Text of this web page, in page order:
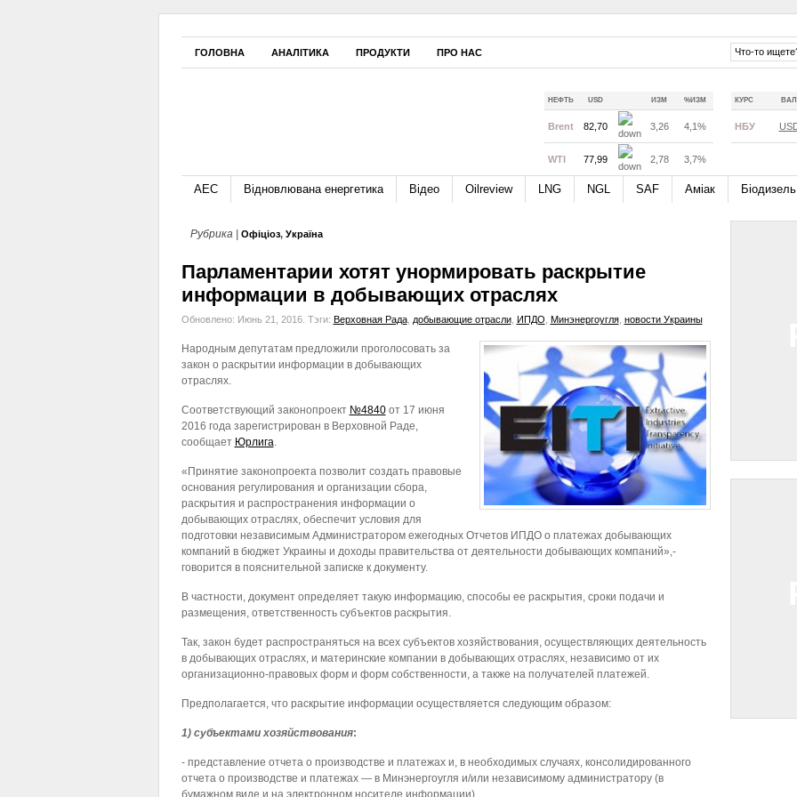
ГОЛОВНА АНАЛІТИКА ПРОДУКТИ ПРО НАС
КУРС ВАЛ
НБУ
НЕФТЬ USD ИЗМ %ИЗМ
Brent 82,70 3,26 4,1%
WTI 77,99 2,78 3,7%
АЕС Відновлювана енергетика Відео Oilreview LNG NGL SAF Аміак Біодизель
Рубрика | Офіціоз, Україна
Парламентарии хотят унормировать раскрытие
информации в добывающих отраслях
Обновлено: Июнь 21, 2016. Тэги: Верховная Рада, добывающие отрасли, ИПДО Минэнергоугля, новости Украины
Народным депутатам предложили проголосовать за
закон о раскрытии информации в добывающих
отраслях.
Соответствующий законопроект №4840от 17 июня
2016 года зарегистрирован в Верховной Раде,
сообщает Юрлига.
«Принятие законопроекта позволит создать правовые
основания регулирования и организации сбора,
раскрытия и распространения информации о
добывающих отраслях, обеспечит условия для
подготовки независимым Администратором ежегодных Отчетов ИПДО о платежах добывающих
компаний в бюджет Украины и доходы правительства от деятельности добывающих компаний»,-
говорится в пояснительной записке к документу.
В частности, документ определяет такую информацию, способы ее раскрытия, сроки подачи и
размещения, ответственность субъектов раскрытия.
Так, закон будет распространяться на всех субъектов хозяйствования, осуществляющих деятельность
в добывающих отраслях, и материнские компании в добывающих отраслях, независимо от их
организационно-правовых форм и форм собственности, а также на получателей платежей.
Предполагается, что раскрытие информации осуществляется следующим образом:
1) субъектами хозяйствования:
- представление отчета о производстве и платежах и, в необходимых случаях, консолидированного
отчета о производстве и платежах — в Минэнергоугля и/или независимому администратору (в
бумажном виде и на электронном носителе информации),